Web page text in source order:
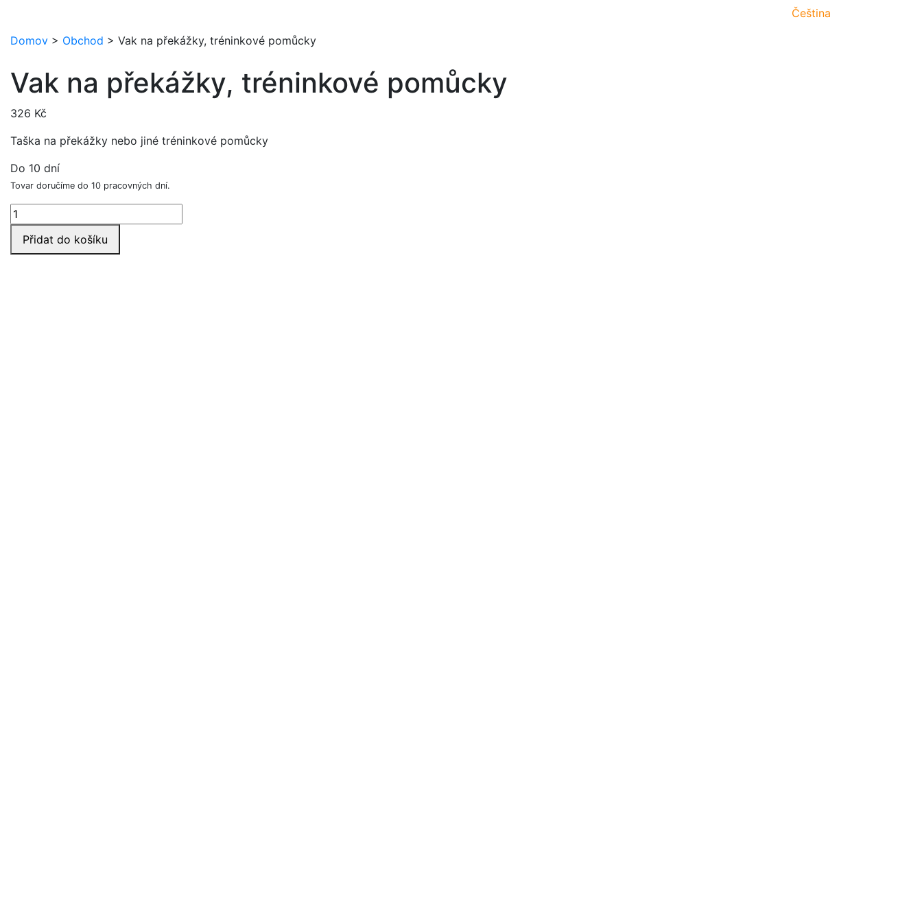
Čeština
Domov > Obchod > Vak na překážky, tréninkové pomůcky
Vak na překážky, tréninkové pomůcky
326 Kč
Taška na překážky nebo jiné tréninkové pomůcky
Do 10 dní
Tovar doručíme do 10 pracovných dní.
Vak
na
překážky,
Přidat do košíku